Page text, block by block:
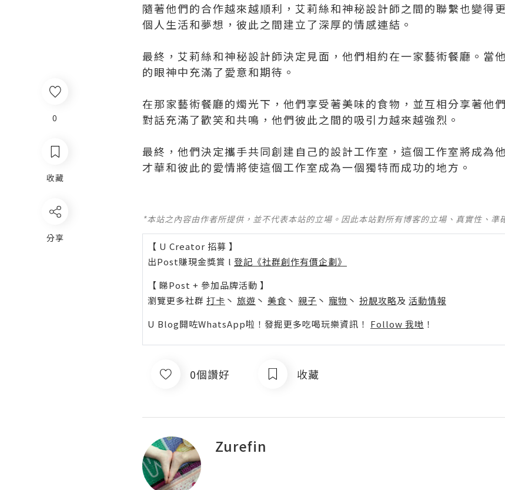
0
收藏
分享
隨著他們的合作越來越順利，艾莉絲和神秘設計師之間的聯繫也變得
個人生活和夢想，彼此之間建立了深厚的情感連結。
最終，艾莉絲和神秘設計師決定見面，他們相約在一家藝術餐廳。當
的眼神中充滿了愛意和期待。
在那家藝術餐廳的燭光下，他們享受著美味的食物，並互相分享著他
對話充滿了歡笑和共鳴，他們彼此之間的吸引力越來越強烈。
最終，他們決定攜手共同創建自己的設計工作室，這個工作室將成為
才華和彼此的愛情將使這個工作室成為一個獨特而成功的地方。
*本站之內容由作者所提供，並不代表本站的立場。因此本站對所有博客的立場、真實性、準
【 U Creator 招募 】
出Post賺現金獎賞 l 登記《社群創作有價企劃》
【 睇Post + 參加品牌活動 】
瀏覽更多社群 打卡 丶 旅遊 丶 美食 丶 親子 丶 寵物 丶 扮靚攻略及 活動情報
U Blog開咗WhatsApp啦！發掘更多吃喝玩樂資訊！ Follow 我哋 ！
0個讚好 收藏
Zurefin